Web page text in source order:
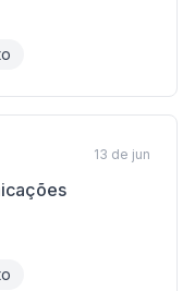
13 de jun